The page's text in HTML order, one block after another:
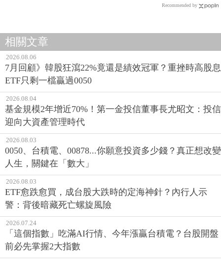
Recommended by
相關文章
2026.08.06
7月回顧》韓股狂瀉22%竟還是績效冠軍？重挫時高股息
ETF只剩一檔贏過0050
2026.08.04
基金規模2年增近70%！第一金投信董事長尤昭文：投信
迎向大資產管理時代
2026.08.03
0050、台積電、00878...你願意投資多少錢？真正想改變
人生，關鍵在「數大」
2026.08.03
ETF愈跌愈買，成台股大跌時的定海神針？內行人示
警：背後暗藏死亡螺旋風險
2026.07.24
「這個指數」吃滿AI行情、今年漲贏台積電？台股開盤
前必先掌握2大指數